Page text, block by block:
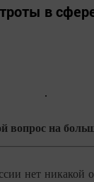
в
вопрос на
нет никакой